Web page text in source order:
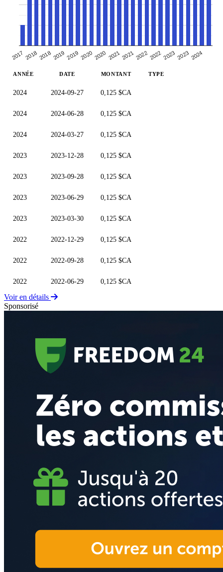
2017 201820182019 2019 2020 2020 2021202120222022202320232024
ANNÉE DATE MONTANT TYPE
2024 2024-09-27 0,125 $CA
2024 2024-06-28 0,125 $CA
2024 2024-03-27 0,125 $CA
2023 2023-12-28 0,125 $CA
2023 2023-09-28 0,125 $CA
2023 2023-06-29 0,125 $CA
2023 2023-03-30 0,125 $CA
2022 2022-12-29 0,125 $CA
2022 2022-09-28 0,125 $CA
2022 2022-06-29 0,125 $CA
Voir en détails
Sponsorisé